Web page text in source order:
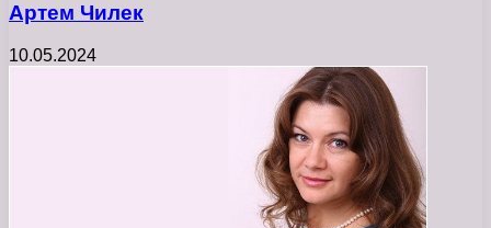
Артем Чилек
10.05.2024